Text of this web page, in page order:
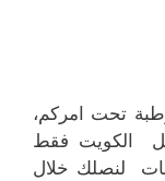
تحت امركم،
الكويت فقط
لنصلك خلال